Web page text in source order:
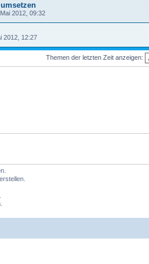
2012, 09:32
2012, 12:27
Themen der letzten Zeit anzeigen: